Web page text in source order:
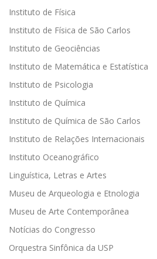
Instituto de Física
Instituto de Física de São Carlos
Instituto de Geociências
Instituto de Matemática e Estatística
Instituto de Psicologia
Instituto de Química
Instituto de Química de São Carlos
Instituto de Relações Internacionais
Instituto Oceanográfico
Linguística, Letras e Artes
Museu de Arqueologia e Etnologia
Museu de Arte Contemporânea
Notícias do Congresso
Orquestra Sinfônica da USP